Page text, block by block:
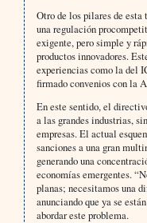
Otro de los pilares de
una regulación
exigente, pero simple y
productos innovadores.
experiencias como la del
firmado convenios con la
En este sentido, el
a las grandes industrias,
empresas. El actual
sanciones a una gran
generando una
economías emergentes.
planas; necesitamos una
anunciando que ya se
abordar este problema.